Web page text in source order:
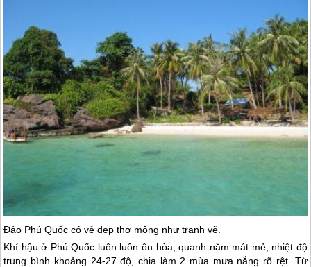
Đảo Phú Quốc có vẻ đẹp thơ mộng như tranh vẽ.
Khí hậu ở Phú Quốc luôn luôn ôn hòa, quanh năm mát mẻ, nhiệt độ
trung bình khoảng 24-27 độ, chia làm 2 mùa mưa nắng rõ rệt. Từ